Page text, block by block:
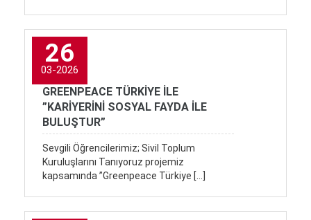
26
03-2026
GREENPEACE TÜRKİYE İLE
”KARİYERİNİ SOSYAL FAYDA İLE
BULUŞTUR”
Sevgili Öğrencilerimiz; Sivil Toplum
Kuruluşlarını Tanıyoruz projemiz
kapsamında ”Greenpeace Türkiye […]